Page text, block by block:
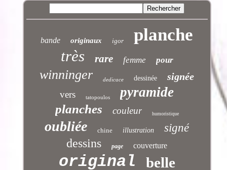
bande originaux igor planche
très rare femme pour
winninger dedicace dessinée signée
vers tatopoulos pyramide
planches couleur humoristique
oubliée chine illustration signé
dessins page couverture
original belle